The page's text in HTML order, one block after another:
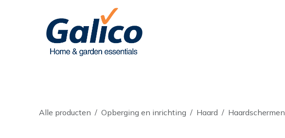
Alle producten Opberging en inrichting Haard Haardschermen